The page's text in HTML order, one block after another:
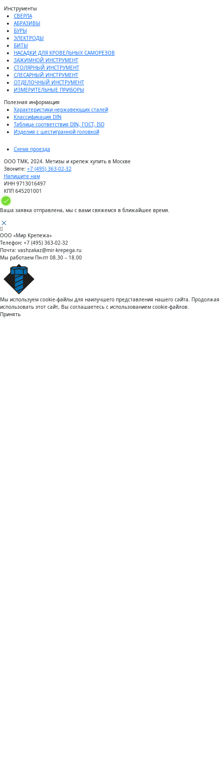
Инструменты
СВЕРЛА
АБРАЗИВЫ
БУРЫ
ЭЛЕКТРОДЫ
БИТЫ
НАСАДКИ ДЛЯ КРОВЕЛЬНЫХ САМОРЕЗОВ
ЗАЖИМНОЙ ИНСТРУМЕНТ
СТОЛЯРНЫЙ ИНСТРУМЕНТ
СЛЕСАРНЫЙ ИНСТРУМЕНТ
ОТДЕЛОЧНЫЙ ИНСТРУМЕНТ
ИЗМЕРИТЕЛЬНЫЕ ПРИБОРЫ
Полезная информация
Характеристики нержавеющих сталей
Классификация DIN
Таблица соответствия DIN, ГОСТ, ISO
Изделия с шестигранной головкой
Схема проезда
ООО ТМК, 2024. Метизы и крепеж купить в Москве
Звоните: +7 (495) 363-02-32
Напишите нам
ИНН 9713016497
КПП 645201001
Ваша заявка отправлена, мы с вами свяжемся в ближайшее время.
ООО «Мир Крепежа»
Телефон: +7 (495) 363-02-32
Почта: vashzakaz@mir-krepega.ru
Мы работаем Пн-пт 08.30 – 18.00
Мы используем cookie-файлы для наилучшего представления нашего сайта. Продолжая
использовать этот сайт, Вы соглашаетесь с использованием cookie-файлов.
Принять